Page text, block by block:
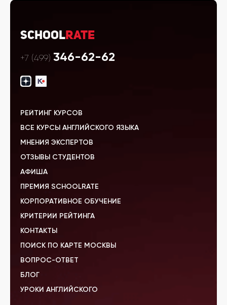
SchoolRate
+7 (499) 346-62-62
РЕЙТИНГ КУРСОВ
ВСЕ КУРСЫ АНГЛИЙСКОГО ЯЗЫКА
МНЕНИЯ ЭКСПЕРТОВ
ОТЗЫВЫ СТУДЕНТОВ
АФИША
ПРЕМИЯ SCHOOLRATE
КОРПОРАТИВНОЕ ОБУЧЕНИЕ
КРИТЕРИИ РЕЙТИНГА
КОНТАКТЫ
ПОИСК ПО КАРТЕ МОСКВЫ
ВОПРОС-ОТВЕТ
БЛОГ
УРОКИ АНГЛИЙСКОГО